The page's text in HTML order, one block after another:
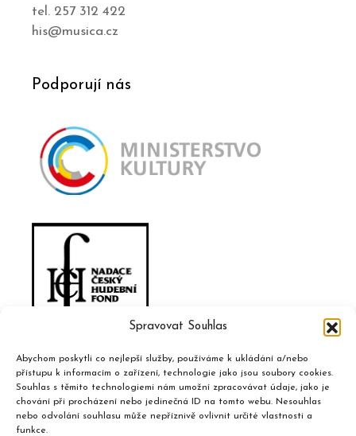
Spravovat Souhlas
Abychom poskytli co nejlepší služby, používáme k ukládání a/nebo
přístupu k informacím o zařízení, technologie jako jsou soubory cookies.
Souhlas s těmito technologiemi nám umožní zpracovávat údaje, jako je
chování při procházení nebo jedinečná ID na tomto webu. Nesouhlas
nebo odvolání souhlasu může nepříznivě ovlivnit určité vlastnosti a
funkce.
tel. 257 312 422
his@musica.cz
Podporují nás